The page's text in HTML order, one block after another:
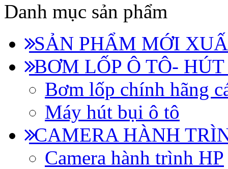
Danh mục sản phẩm
SẢN PHẨM MỚI
BƠM LỐP Ô TÔ-
Bơm lốp chính hãng
Máy hút bụi ô tô
CAMERA HÀNH
Camera hành trình HP